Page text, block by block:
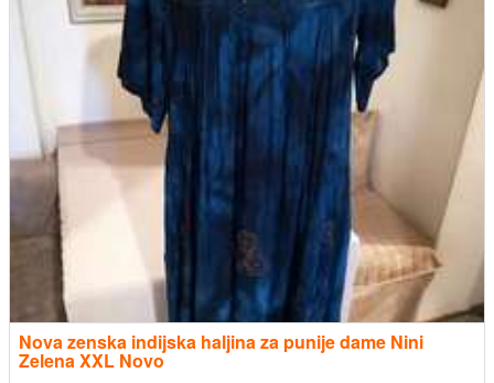
Nova zenska indijska haljina za punije dame Nini
Zelena XXL Novo